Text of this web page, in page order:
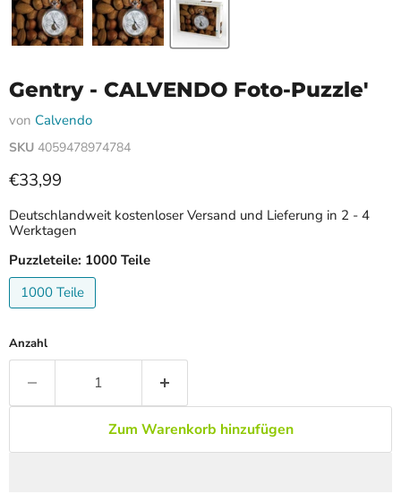
Gentry - CALVENDO Foto-Puzzle'
von Calvendo
SKU 4059478974784
Aktueller Preis
€33,99
Deutschlandweit kostenloser Versand und Lieferung in 2 - 4
Werktagen
Puzzleteile: 1000 Teile
1000 Teile
Anzahl
Zum Warenkorb hinzufügen